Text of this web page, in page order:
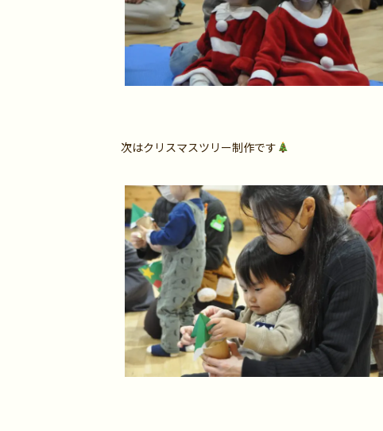
次はクリスマスツリー制作です